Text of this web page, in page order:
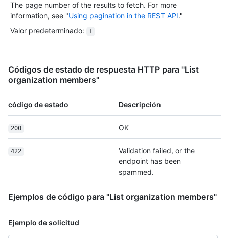
The page number of the results to fetch. For more
information, see "Using pagination in the REST API."
Valor predeterminado: 1
Códigos de estado de respuesta HTTP para "List
organization members"
código de estado Descripción
200 OK
422
Validation failed, or the
endpoint has been
spammed.
Ejemplos de código para "List organization members"
Ejemplo de solicitud